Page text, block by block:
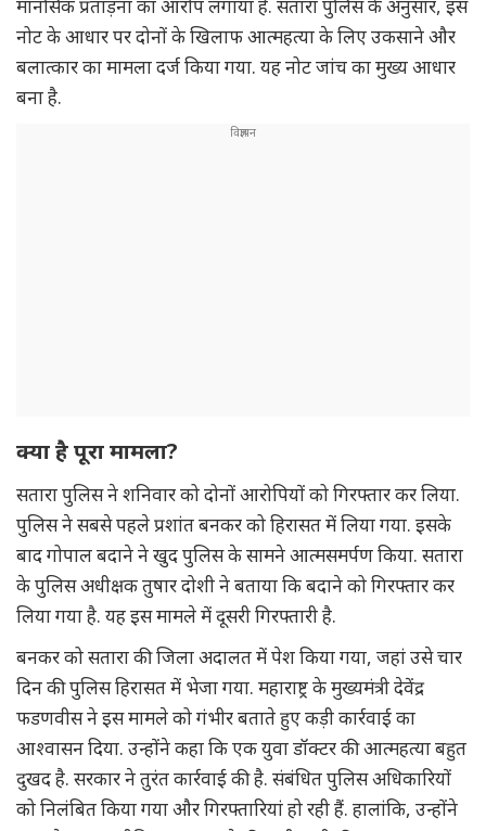
मानसिक प्रताड़ना का आरोप लगाया है. सतारा पुलिस के अनुसार, इस
नोट के आधार पर दोनों के खिलाफ आत्महत्या के लिए उकसाने और
बलात्कार का मामला दर्ज किया गया. यह नोट जांच का मुख्य आधार
बना है.
क्या है पूरा मामला?
सतारा पुलिस ने शनिवार को दोनों आरोपियों को गिरफ्तार कर लिया.
पुलिस ने सबसे पहले प्रशांत बनकर को हिरासत में लिया गया. इसके
बाद गोपाल बदाने ने खुद पुलिस के सामने आत्मसमर्पण किया. सतारा
के पुलिस अधीक्षक तुषार दोशी ने बताया कि बदाने को गिरफ्तार कर
लिया गया है. यह इस मामले में दूसरी गिरफ्तारी है.
बनकर को सतारा की जिला अदालत में पेश किया गया, जहां उसे चार
दिन की पुलिस हिरासत में भेजा गया. महाराष्ट्र के मुख्यमंत्री देवेंद्र
फडणवीस ने इस मामले को गंभीर बताते हुए कड़ी कार्रवाई का
आश्वासन दिया. उन्होंने कहा कि एक युवा डॉक्टर की आत्महत्या बहुत
दुखद है. सरकार ने तुरंत कार्रवाई की है. संबंधित पुलिस अधिकारियों
को निलंबित किया गया और गिरफ्तारियां हो रही हैं. हालांकि, उन्होंने